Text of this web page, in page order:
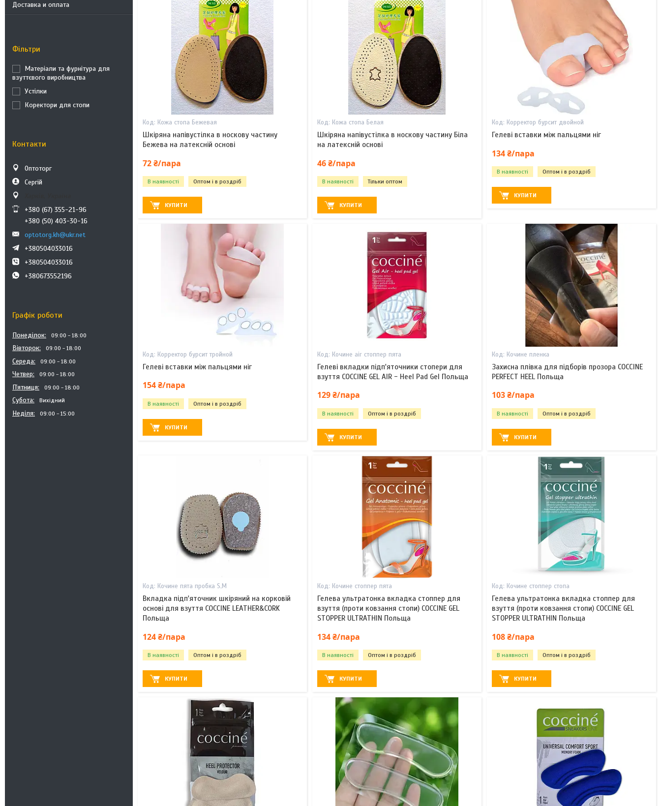
Доставка и оплата
Фільтри
Матеріали та фурнітура для
взуттєвого виробництва
Устілки
Коректори для стопи
Контакти
Оптоторг
Сергій
+380 (67) 355-21-96
+380 (50) 403-30-16
optotorg.kh@ukr.net
+380504033016
+380504033016
+380673552196
Графік роботи
Понеділок 09:00 18:00
Вівторок 09:00 18:00
Середа 09:00 18:00
Четвер 09:00 18:00
Пʼятниця 09:00 18:00
Субота Вихідний
Неділя 09:00 15:00
Кожа стопа Бежевая
Шкіряна напівустілка в носкову частину
Бежева на латексній основі
72 ₴/пара
В наявності Оптом і в роздріб
КУПИТИ
Кожа стопа Белая
Шкіряна напівустілка в носкову частину Біла
на латексній основі
46 ₴/пара
В наявності Тільки оптом
КУПИТИ
Корректор бурсит двойной
Гелеві вставки між пальцями ніг
134 ₴/пара
В наявності Оптом і в роздріб
КУПИТИ
Корректор бурсит тройной
Гелеві вставки між пальцями ніг
154 ₴/пара
В наявності Оптом і в роздріб
КУПИТИ
Кочине air стоппер пята
Гелеві вкладки підп'яточники стопери для
взуття COCCINE GEL AIR - Heel Pad Gel Польща
129 ₴/пара
В наявності Оптом і в роздріб
КУПИТИ
Кочине пленка
Захисна плівка для підборів прозора COCCINE
PERFECT HEEL Польща
103 ₴/пара
В наявності Оптом і в роздріб
КУПИТИ
Кочине пята пробка S,M
Вкладка підп'яточник шкіряний на корковій
основі для взуття COCCINE LEATHER&CORK
Польща
124 ₴/пара
В наявності Оптом і в роздріб
КУПИТИ
Кочине стоппер пята
Гелева ультратонка вкладка стоппер для
взуття (проти ковзання стопи) COCCINE GEL
STOPPER ULTRATHIN Польща
134 ₴/пара
В наявності Оптом і в роздріб
КУПИТИ
Кочине стоппер стопа
Гелева ультратонка вкладка стоппер для
взуття (проти ковзання стопи) COCCINE GEL
STOPPER ULTRATHIN Польща
108 ₴/пара
В наявності Оптом і в роздріб
КУПИТИ